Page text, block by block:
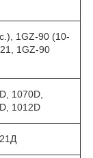
1GZ-90 (10-
1GZ-90
1070D,
1012D